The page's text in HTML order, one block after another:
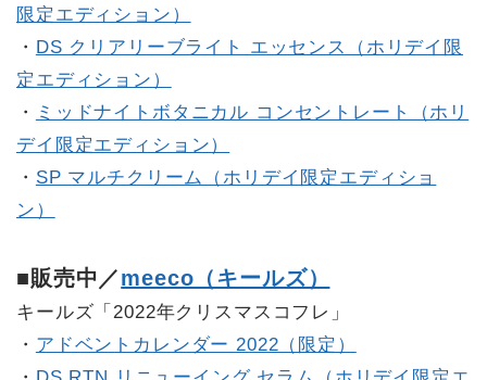
限定エディション）
・ DS クリアリーブライト エッセンス（ホリデイ限
定エディション）
・
ミッドナイトボタニカル コンセントレート（ホリ
デイ限定エディション）
・ SP マルチクリーム（ホリデイ限定エディショ
ン）
■販売中／meeco（キールズ）
キールズ「2022年クリスマスコフレ」
・ アドベントカレンダー 2022（限定）